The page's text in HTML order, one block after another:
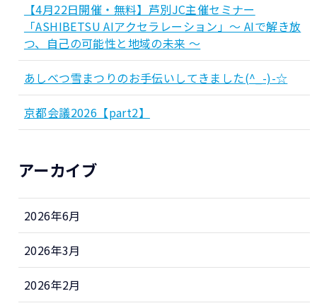
【4月22日開催・無料】芦別JC主催セミナー
「ASHIBETSU AIアクセラレーション」～ AIで解き放
つ、自己の可能性と地域の未来 ～
あしべつ雪まつりのお手伝いしてきました(^_-)-☆
京都会議2026【part2】
アーカイブ
2026年6月
2026年3月
2026年2月